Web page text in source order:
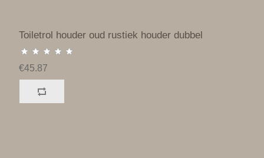
Toiletrol houder oud rustiek houder dubbel
€45.87